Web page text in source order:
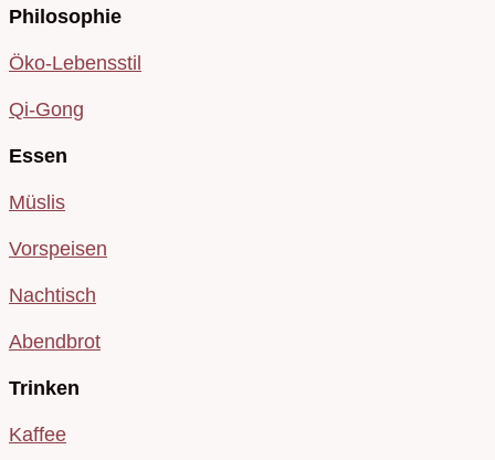
Philosophie
Öko-Lebensstil
Qi-Gong
Essen
Müslis
Vorspeisen
Nachtisch
Abendbrot
Trinken
Kaffee